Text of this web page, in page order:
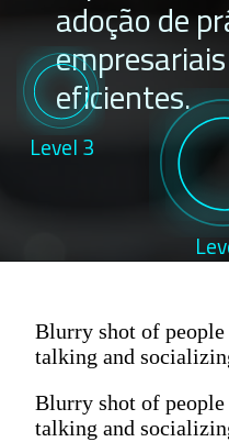
adoção de
eficientes.
Level 3
Blurry shot of
talking and
Blurry shot of
talking and